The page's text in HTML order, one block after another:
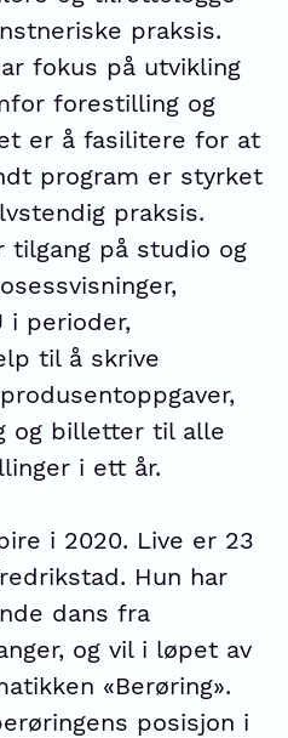
praksis.
fokus på utvikling
forestilling og
er å fasilitere for at
program er styrket
praksis.
tilgang på studio og
i perioder,
til å skrive
og billetter til alle
i ett år.
i 2020. Live er ​23
Hun har
dans fra
og vil i løpet av
«Berøring».
posisjon i